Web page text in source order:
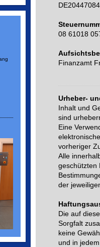
08 61018
Finanzamt
Urheber-
Inhalt und
sind
Eine
vorheriger
Alle
geschützten
der
Die auf
Sorgfalt
keine
und in